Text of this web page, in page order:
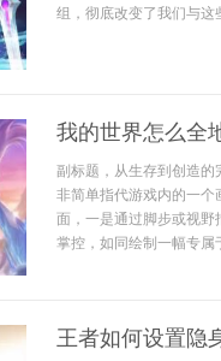
组，彻底改变了我们与这
我的世界怎么全
副标题，从生存到创造
非简单指代游戏内的一个
面，一是通过脚步或视野
掌控，如同绘制一幅专属
王者如何设置隐